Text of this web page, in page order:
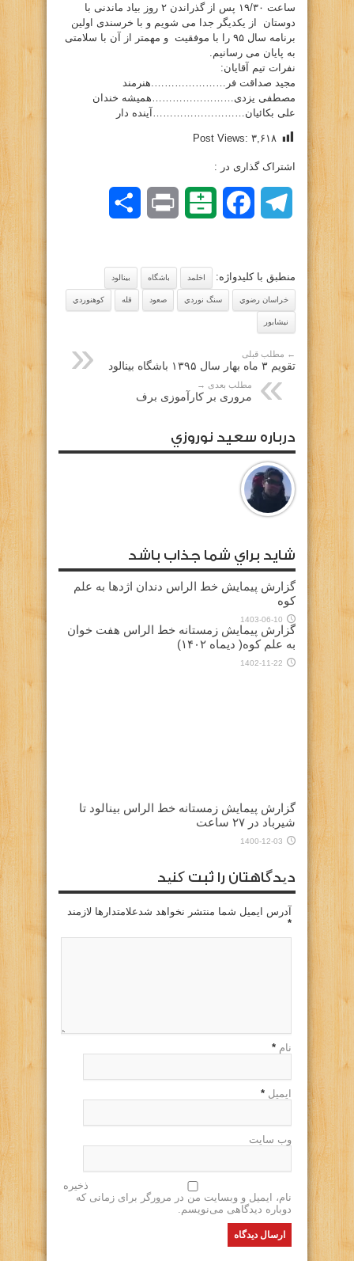
ساعت ۱۹/۳۰ پس از گذراندن ۲ روز بیاد ماندنی با
دوستان از یکدیگر جدا می شویم و با خرسندی اولین
برنامه سال ۹۵ را با موفقیت و مهمتر از آن با سلامتی
به پایان می رسانیم.
نفرات تیم آقایان:
مجید صداقت فر………………….هنرمند
مصطفی یزدی……………………همیشه خندان
علی بکائیان………………………آینده دار
Post Views: ۳,۶۱۸
اشتراک گذاری در :
Telegram
Facebook
Balatarin
Print
منطبق با کلیدواژه: اخلمد باشگاه بينالود
خراسان رضوي سنگ نوردي صعود قله كوهنوردي
نيشابور
← مطلب قبلی
تقویم ۳ ماه بهار سال ۱۳۹۵ باشگاه بینالود
مطلب بعدی →
مروری بر کارآموزی برف
درباره سعيد نوروزي
شايد براي شما جذاب باشد
گزارش پیمایش خط الراس دندان اژدها به علم
کوه
1403-06-10
گزارش پیمایش زمستانه خط الراس هفت خوان
به علم کوه( دیماه ۱۴۰۲)
1402-11-22
گزارش پیمایش زمستانه خط الراس بینالود تا
شیرباد در ۲۷ ساعت
1400-12-03
دیدگاهتان را ثبت کنید
آدرس ایمیل شما منتشر نخواهد شدعلامتدارها لازمند
*
نام *
ایمیل *
وب سایت
ذخیره
نام، ایمیل و وبسایت من در مرورگر برای زمانی که
دوباره دیدگاهی می‌نویسم.